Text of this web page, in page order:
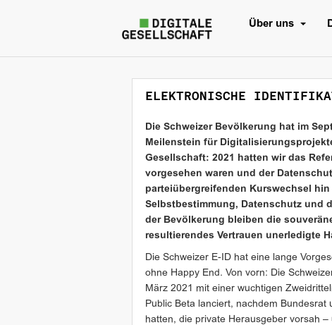
Über uns
ELEKTRONISCHE
Die Schweizer Bevölkerung hat im
Meilenstein für
Gesellschaft: 2021 hatten wir das
vorgesehen waren und der
parteiübergreifenden Kurswechsel
Selbstbestimmung, Datenschutz und
der Bevölkerung bleiben die
resultierendes Vertrauen unerledigte
Die Schweizer E-ID hat eine lange
ohne Happy End. Von vorn: Die
März 2021 mit einer wuchtigen
Public Beta lanciert, nachdem
hatten, die private Herausgeber vorsah